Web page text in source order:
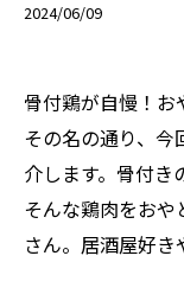
2024/06/09
骨付鶏が自慢！お
その名の通り、
介します。骨付き
そんな鶏肉をおや
さん。居酒屋好き